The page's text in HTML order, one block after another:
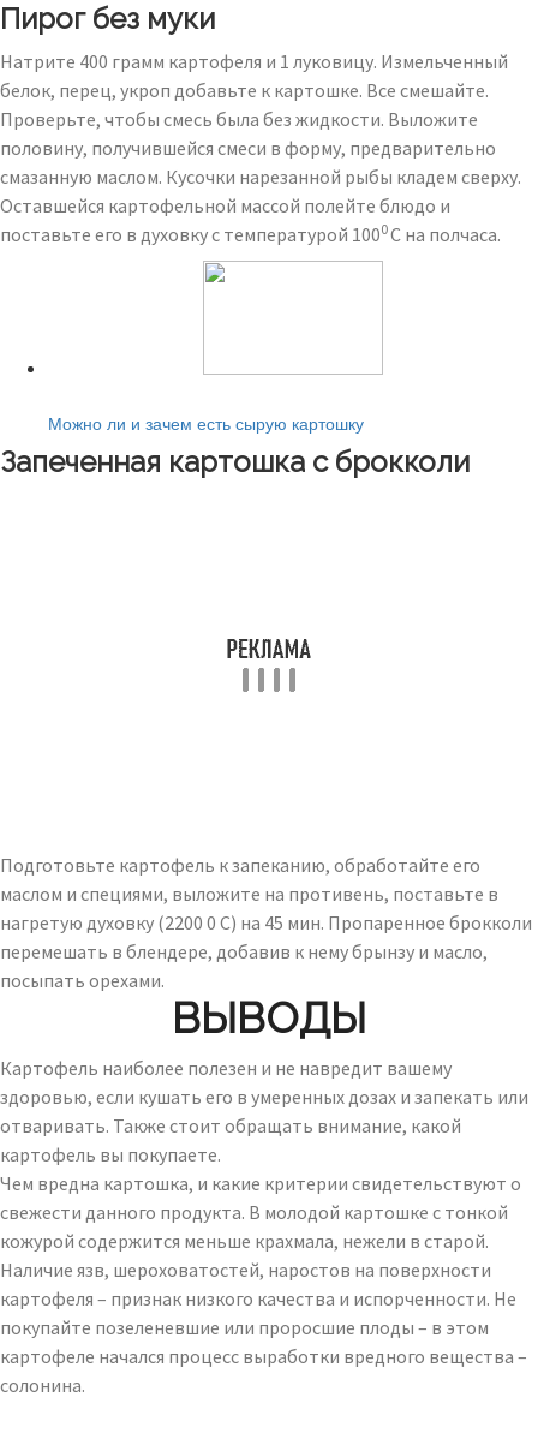
Пирог без муки
Натрите 400 грамм картофеля и 1 луковицу. Измельченный
белок, перец, укроп добавьте к картошке. Все смешайте.
Проверьте, чтобы смесь была без жидкости. Выложите
половину, получившейся смеси в форму, предварительно
смазанную маслом. Кусочки нарезанной рыбы кладем сверху.
Оставшейся картофельной массой полейте блюдо и
поставьте его в духовку с температурой 1000C на полчаса.
Можно ли и зачем есть сырую картошку
Запеченная картошка с брокколи
Подготовьте картофель к запеканию, обработайте его
маслом и специями, выложите на противень, поставьте в
нагретую духовку (2200 0 C) на 45 мин. Пропаренное брокколи
перемешать в блендере, добавив к нему брынзу и масло,
посыпать орехами.
ВЫВОДЫ
Картофель наиболее полезен и не навредит вашему
здоровью, если кушать его в умеренных дозах и запекать или
отваривать. Также стоит обращать внимание, какой
картофель вы покупаете.
Чем вредна картошка, и какие критерии свидетельствуют о
свежести данного продукта. В молодой картошке с тонкой
кожурой содержится меньше крахмала, нежели в старой.
Наличие язв, шероховатостей, наростов на поверхности
картофеля – признак низкого качества и испорченности. Не
покупайте позеленевшие или проросшие плоды – в этом
картофеле начался процесс выработки вредного вещества –
солонина.